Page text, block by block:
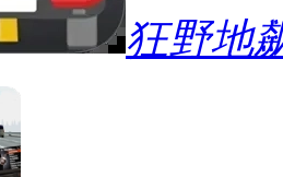
狂野地